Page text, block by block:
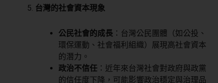
台灣的社會資本現象
公民社會的成長 ：台灣公民團體（如公投、
環保運動、社會福利組織）展現高社會資本
的潛力。
政治不信任 ：近年來台灣社會對政府與政黨
的信任度下降，可能影響政治穩定與治理品